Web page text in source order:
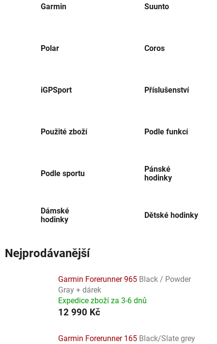
Garmin Suunto
Polar Coros
iGPSport Příslušenství
Použité zboží Podle funkcí
Podle sportu
Pánské
hodinky
Dámské
hodinky
Dětské hodinky
Nejprodávanější
Garmin Forerunner 965 Black / Powder
Gray + dárek
Expedice zboží za 3-6 dnů
12 990 Kč
Garmin Forerunner 165 Black/Slate grey